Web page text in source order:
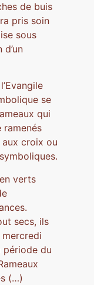
de buis
pris soin
sous
se
qui
croix ou
verts
secs, ils
période du
(…)